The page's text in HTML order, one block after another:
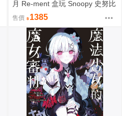
月 Re-ment 盒玩 Snoopy 史努比
悠閒座椅場景 中盒6入 0816
售價 1385